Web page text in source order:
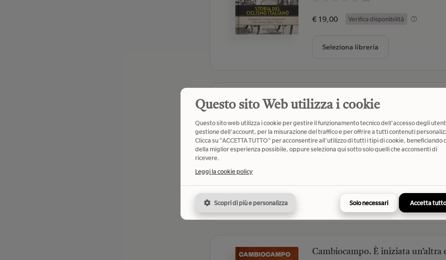
€ 19,00 Verifica disponibilità
Seleziona libreria
Il calcio è potere. Una storia
Trump
Pisapia Luca- Autore
Einaudi (2026)- Editore
(1)
Seleziona libreria
Cambiocampo. È iniziata un’altra
Questo sito Web utilizza i cookie
Questo sito web utilizza i cookie per gestire il funzionamento tecnico dell'accesso degli
gestione dell'account, per la misurazione del traffico e per offrire a tutti contenuti
Clicca su "ACCETTA TUTTO" per acconsentire all'utilizzo di tutti i tipi di cookie, beneficiando
della miglior esperienza possibile, oppure seleziona qui sotto solo quelli che acconsenti di
ricevere.
Leggi la cookie policy
Scopri di più e personalizza Solo necessari Accetta tutto